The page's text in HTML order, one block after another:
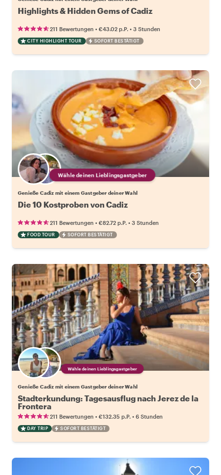
Highlights & Hidden Gems of Cadiz
211 Bewertungen • €43.02 p.P. • 3 Stunden
CITY HIGHLIGHT TOUR SOFORT BESTÄTIGT
Wähle deinen Lieblingsgastgeber
Genieße Cadiz mit einem Gastgeber deiner Wahl
Die 10 Kostproben von Cadiz
211 Bewertungen • €82.72 p.P. • 3 Stunden
FOOD TOUR SOFORT BESTÄTIGT
Wähle deinen Lieblingsgastgeber
Genieße Cadiz mit einem Gastgeber deiner Wahl
Stadterkundung: Tagesausflug nach Jerez de la
Frontera
211 Bewertungen • €132.35 p.P. • 6 Stunden
DAY TRIP SOFORT BESTÄTIGT